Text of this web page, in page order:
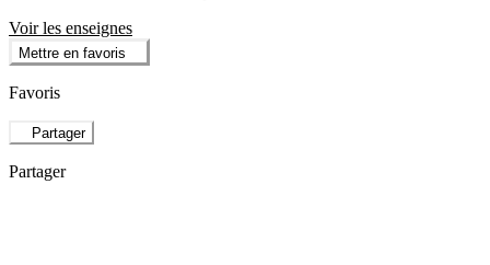
Voir les enseignes
Mettre en favoris
Favoris
Partager
Partager